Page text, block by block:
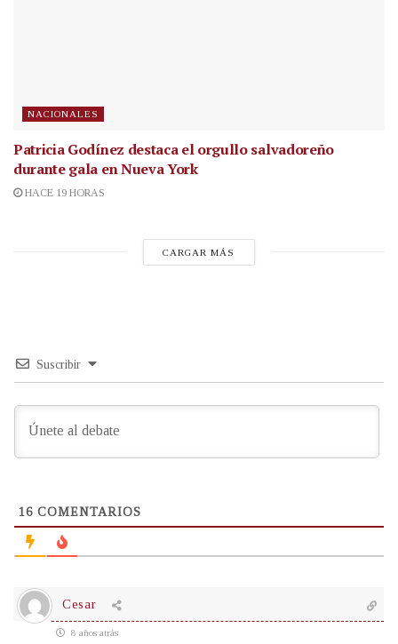
NACIONALES
Patricia Godínez destaca el orgullo salvadoreño
durante gala en Nueva York
HACE 19 HORAS
CARGAR MÁS
Suscribir
16 COMENTARIOS
Cesar
8 años atrás